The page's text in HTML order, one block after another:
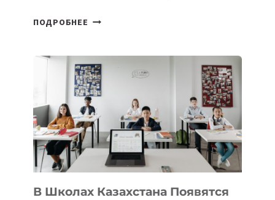
ПОДРОБНЕЕ ОТКРЫТ
DEAL
VELOCITY
BY
MOST
—
МЕЖДУНАРОДНУЮ
ПРОГРАММУ
ДЛЯ
ТЕХНОЛОГИЧЕСКИХ
В Школах Казахстана Появятся